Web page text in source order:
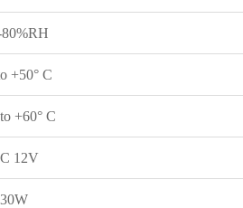
+50° C
+60° C
12V
30W